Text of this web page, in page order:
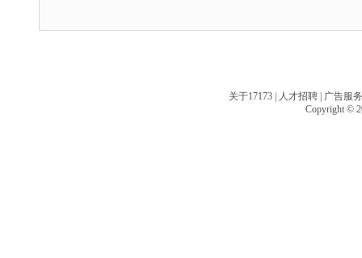
关于17173 | 人才招聘 | 广告服务
Copyright ©